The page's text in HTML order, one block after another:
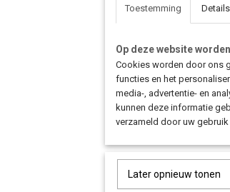
Toestemming Details
Op deze website
Cookies worden door ons
functies en het
media-, advertentie- en
kunnen deze informatie
verzameld door uw
Later opnieuw tonen